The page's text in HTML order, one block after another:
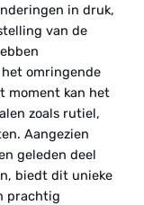
in druk,
van de
omringende
moment kan het
zoals rutiel,
Aangezien
geleden deel
biedt dit unieke
prachtig